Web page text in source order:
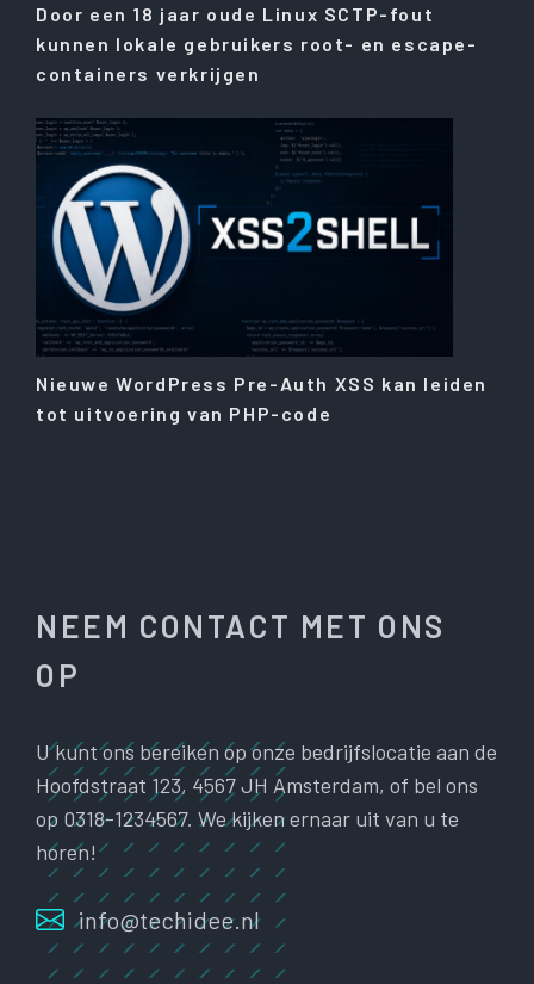
Door een 18 jaar oude Linux SCTP-fout
kunnen lokale gebruikers root- en escape-
containers verkrijgen
Nieuwe WordPress Pre-Auth XSS kan leiden
tot uitvoering van PHP-code
NEEM CONTACT MET ONS
OP
U kunt ons bereiken op onze bedrijfslocatie aan de
Hoofdstraat 123, 4567 JH Amsterdam, of bel ons
op 0318-1234567. We kijken ernaar uit van u te
horen!
info@techidee.nl